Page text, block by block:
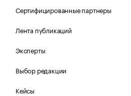
Сертифицированные партнеры
Лента публикаций
Эксперты
Выбор редакции
Кейсы